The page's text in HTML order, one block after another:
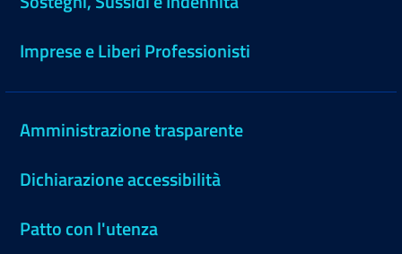
Imprese e Liberi Professionisti
Amministrazione trasparente
Dichiarazione accessibilità
Patto con l'utenza